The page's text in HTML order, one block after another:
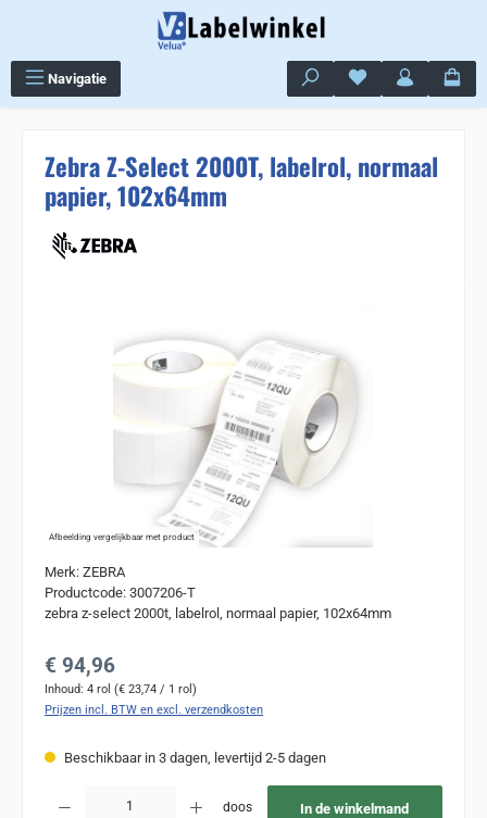
Navigatie Je hebt 0 items op
Zebra Z-Select 2000T, labelrol, normaal
papier, 102x64mm
Afbeelding vergelijkbaar met product
Merk: ZEBRA
Productcode: 3007206-T
zebra z-select 2000t, labelrol, normaal papier, 102x64mm
Normale prijs:
€ 94,96
Inhoud: 4 rol (€ 23,74 / 1 rol)
Prijzen incl. BTW en excl. verzendkosten
Beschikbaar in 3 dagen, levertijd 2-5 dagen
doos In de winkelmand